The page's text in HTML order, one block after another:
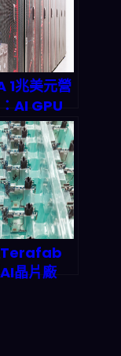
己動起
1兆美元營
AI GPU
重塑
後的科技
Terafab
晶片廠